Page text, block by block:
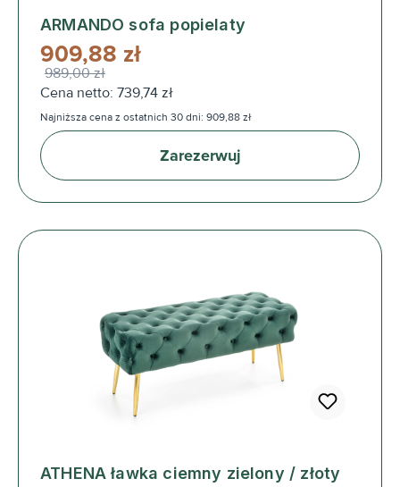
ARMANDO sofa popielaty
909,88 zł
989,00 zł
Cena netto: 739,74 zł
Najniższa cena z ostatnich 30 dni: 909,88 zł
Zarezerwuj
ATHENA ławka ciemny zielony / złoty